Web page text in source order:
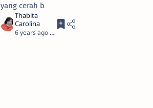
yang cerah b
6 years ago 2